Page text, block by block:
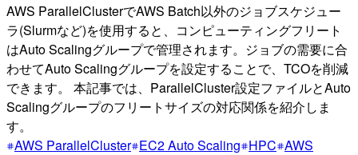
AWS ParallelClusterでAWS Batch以外のジョブスケジュー
ラ(Slurmなど)を使用すると、コンピューティングフリート
はAuto Scalingグループで管理されます。ジョブの需要に合
わせてAuto Scalingグループを設定することで、TCOを削減
できます。 本記事では、ParallelCluster設定ファイルとAuto
Scalingグループのフリートサイズの対応関係を紹介しま
す。
AWS ParallelCluster EC2 Auto Scaling HPC AWS